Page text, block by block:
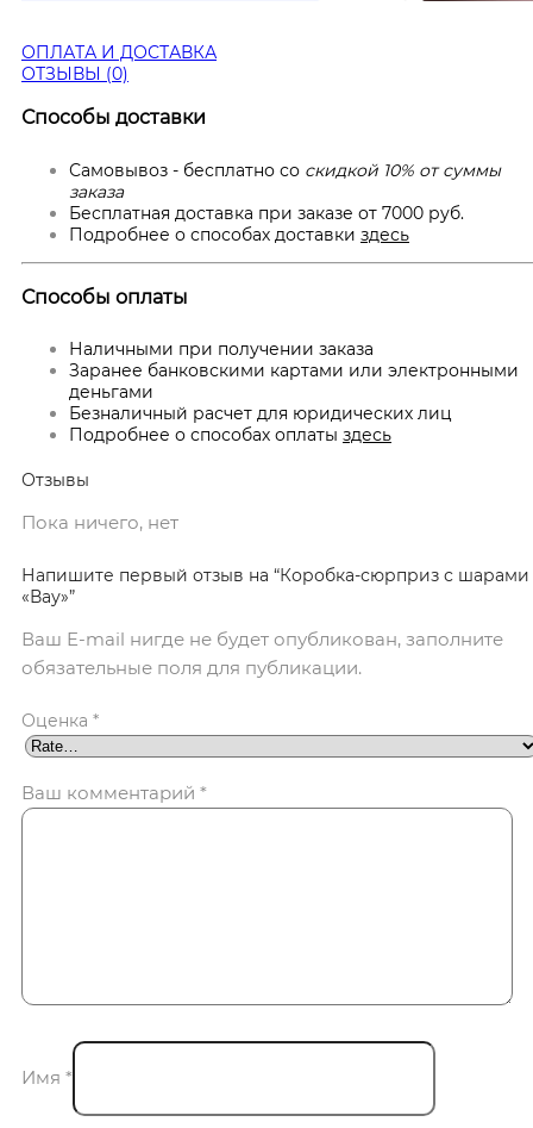
ОПЛАТА И ДОСТАВКА
ОТЗЫВЫ (0)
Способы доставки
Самовывоз - бесплатно со скидкой 10% от суммы
заказа
Бесплатная доставка при заказе от 7000 руб.
Подробнее о способах доставки здесь
Способы оплаты
Наличными при получении заказа
Заранее банковскими картами или электронными
деньгами
Безналичный расчет для юридических лиц
Подробнее о способах оплаты здесь
Отзывы
Пока ничего, нет
Напишите первый отзыв на “Коробка-сюрприз с шарами
«Вау»”
Ваш E-mail нигде не будет опубликован, заполните
обязательные поля для публикации.
Оценка *
Ваш комментарий *
Имя *